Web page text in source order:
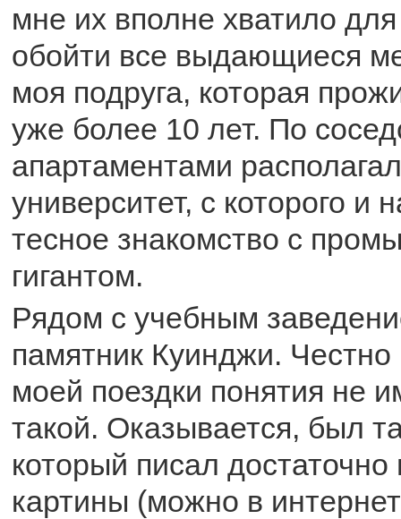
мне их вполне хватило
обойти все выдающиеся
моя подруга, которая
уже более 10 лет. По
апартаментами
университет, с которого и
тесное знакомство с
гигантом.
Рядом с учебным
памятник Куинджи.
моей поездки понятия не
такой. Оказывается, был
который писал
картины (можно в